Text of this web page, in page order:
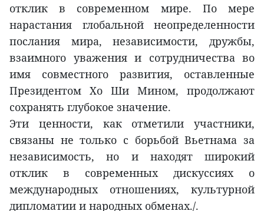
отклик в современном мире. По мере
нарастания глобальной неопределенности
послания мира, независимости, дружбы,
взаимного уважения и сотрудничества во
имя совместного развития, оставленные
Президентом Хо Ши Мином, продолжают
сохранять глубокое значение.
Эти ценности, как отметили участники,
связаны не только с борьбой Вьетнама за
независимость, но и находят широкий
отклик в современных дискуссиях о
международных отношениях, культурной
дипломатии и народных обменах./.